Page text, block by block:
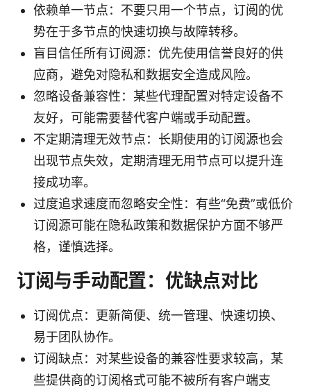
依赖单一节点：不要只用一个节点，订阅的优
势在于多节点的快速切换与故障转移。
盲目信任所有订阅源：优先使用信誉良好的供
应商，避免对隐私和数据安全造成风险。
忽略设备兼容性：某些代理配置对特定设备不
友好，可能需要替代客户端或手动配置。
不定期清理无效节点：长期使用的订阅源也会
出现节点失效，定期清理无用节点可以提升连
接成功率。
过度追求速度而忽略安全性：有些“免费”或低价
订阅源可能在隐私政策和数据保护方面不够严
格，谨慎选择。
订阅与手动配置：优缺点对比
订阅优点：更新简便、统一管理、快速切换、
易于团队协作。
订阅缺点：对某些设备的兼容性要求较高，某
些提供商的订阅格式可能不被所有客户端支